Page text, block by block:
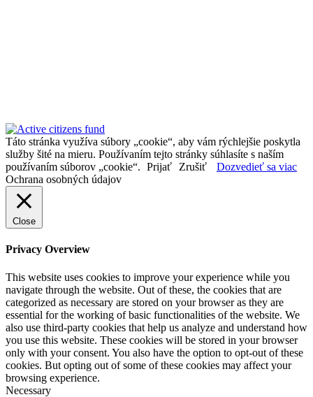
Táto stránka využíva súbory „cookie“, aby vám rýchlejšie poskytla
služby šité na mieru. Používaním tejto stránky súhlasíte s naším
používaním súborov „cookie“. Prijať Zrušiť
Dozvedieť sa viac
Ochrana osobných údajov
Close
Privacy Overview
This website uses cookies to improve your experience while you
navigate through the website. Out of these, the cookies that are
categorized as necessary are stored on your browser as they are
essential for the working of basic functionalities of the website. We
also use third-party cookies that help us analyze and understand how
you use this website. These cookies will be stored in your browser
only with your consent. You also have the option to opt-out of these
cookies. But opting out of some of these cookies may affect your
browsing experience.
Necessary